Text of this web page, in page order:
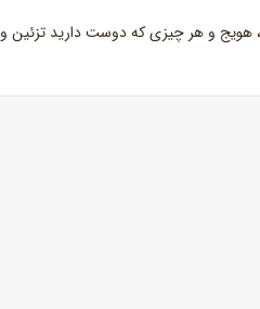
هویج و هر چیزی که دوست دارید تزئین و